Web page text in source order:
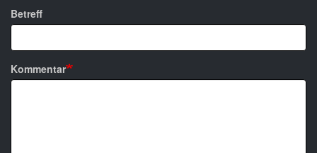
Betreff
Kommentar